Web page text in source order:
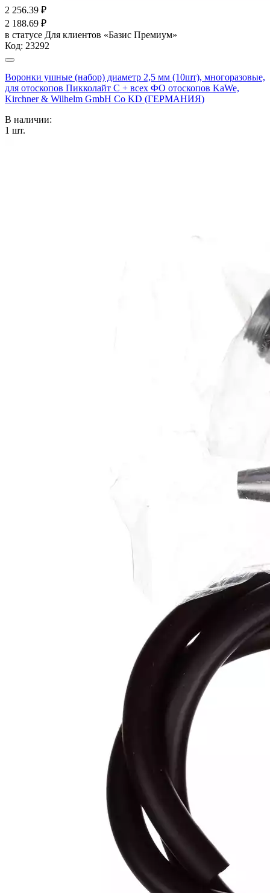
2 256.39 ₽
2 188.69 ₽
в статусе Для клиентов «Базис Премиум»
Код: 23292
Воронки ушные (набор) диаметр 2,5 мм (10шт), многоразовые,
для отоскопов Пикколайт С + всех ФО отоскопов KaWe,
Kirchner & Wilhelm GmbH Co KD (ГЕРМАНИЯ)
В наличии:
1 шт.